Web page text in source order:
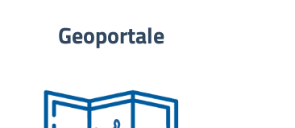
Geoportale